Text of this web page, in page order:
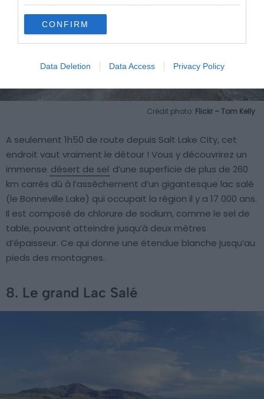
CONFIRM
Data Deletion Data Access Privacy Policy
Crédit photo: Flickr – Tom Kelly
A seulement 1h50 de route depuis Salt Lake City, cet
endroit vaut vraiment le détour ! Vous y découvrirez un
immense désert de sel d’une superficie de plus de 260
km carrés dû à l’assèchement d’un gigantesque lac salé
(le Bonneville Lake) qui occupait la région il y a 17 000 ans.
Il est composé de chlorure de sodium, comme le sel de
table, pouvant atteindre jusqu’à deux mètres
d’épaisseur. Ce qui donne une étendue blanche jusqu’au
pieds des montagnes.
8. Le grand Lac Salé